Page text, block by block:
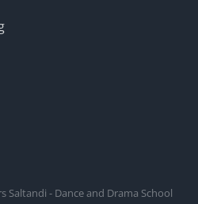
Saltandi - Dance and Drama School